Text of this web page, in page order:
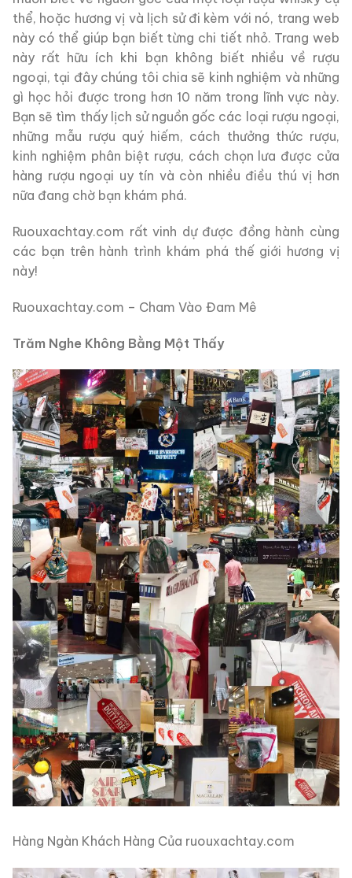
thể, hoặc hương vị và lịch sử đi kèm với nó, trang web
này có thể giúp bạn biết từng chi tiết nhỏ. Trang web
này rất hữu ích khi bạn không biết nhiều về rượu
ngoại, tại đây chúng tôi chia sẽ kinh nghiệm và những
gì học hỏi được trong hơn 10 năm trong lĩnh vực này.
Bạn sẽ tìm thấy lịch sử nguồn gốc các loại rượu ngoại,
những mẫu rượu quý hiếm, cách thưởng thức rượu,
kinh nghiệm phân biệt rượu, cách chọn lưa được cửa
hàng rượu ngoại uy tín và còn nhiều điều thú vị hơn
nữa đang chờ bạn khám phá.
Ruouxachtay.com rất vinh dự được đồng hành cùng
các bạn trên hành trình khám phá thế giới hương vị
này!
Ruouxachtay.com – Cham Vào Đam Mê
Trăm Nghe Không Bằng Một Thấy
Hàng Ngàn Khách Hàng Của ruouxachtay.com